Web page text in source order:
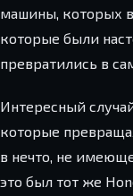
машины, которых
которые были
превратились в
Интересный
которые
в нечто, не
это был тот же